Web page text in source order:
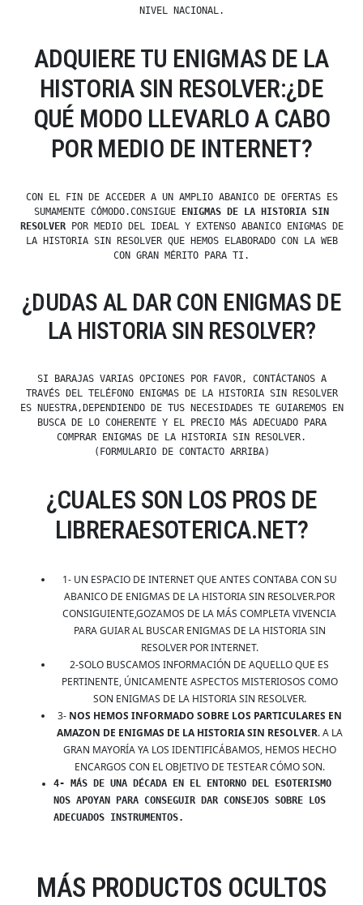
NIVEL NACIONAL.
ADQUIERE TU ENIGMAS DE LA
HISTORIA SIN RESOLVER:¿DE
QUÉ MODO LLEVARLO A CABO
POR MEDIO DE INTERNET?
CON EL FIN DE ACCEDER A UN AMPLIO ABANICO DE OFERTAS ES
SUMAMENTE CÓMODO.CONSIGUE
ENIGMAS DE LA HISTORIA SIN
RESOLVERPOR MEDIO DEL IDEAL Y EXTENSO ABANICO ENIGMAS DE
LA HISTORIA SIN RESOLVER QUE HEMOS ELABORADO CON LA WEB
CON GRAN MÉRITO PARA TI.
¿DUDAS AL DAR CON ENIGMAS DE
LA HISTORIA SIN RESOLVER?
SI BARAJAS VARIAS OPCIONES POR FAVOR, CONTÁCTANOS A
TRAVÉS DEL TELÉFONO ENIGMAS DE LA HISTORIA SIN RESOLVER
ES NUESTRA,DEPENDIENDO DE TUS NECESIDADES TE GUIAREMOS EN
BUSCA DE LO COHERENTE Y EL PRECIO MÁS ADECUADO PARA
COMPRAR ENIGMAS DE LA HISTORIA SIN RESOLVER.
(FORMULARIO DE CONTACTO ARRIBA)
¿CUALES SON LOS PROS DE
LIBRERAESOTERICA.NET?
1- UN ESPACIO DE INTERNET QUE ANTES CONTABA CON SU
ABANICO DE ENIGMAS DE LA HISTORIA SIN RESOLVER.POR
CONSIGUIENTE,GOZAMOS DE LA MÁS COMPLETA VIVENCIA
PARA GUIAR AL BUSCAR ENIGMAS DE LA HISTORIA SIN
RESOLVER POR INTERNET.
2-SOLO BUSCAMOS INFORMACIÓN DE AQUELLO QUE ES
PERTINENTE, ÚNICAMENTE ASPECTOS MISTERIOSOS COMO
SON ENIGMAS DE LA HISTORIA SIN RESOLVER.
3- NOS HEMOS INFORMADO SOBRE LOS PARTICULARES EN
AMAZON DE ENIGMAS DE LA HISTORIA SIN RESOLVER. A LA
GRAN MAYORÍA YA LOS IDENTIFICÁBAMOS, HEMOS HECHO
ENCARGOS CON EL OBJETIVO DE TESTEAR CÓMO SON.
4- MÁS DE UNA DÉCADA EN EL ENTORNO DEL ESOTERISMO
NOS APOYAN PARA CONSEGUIR DAR CONSEJOS SOBRE LOS
ADECUADOS INSTRUMENTOS.
MÁS PRODUCTOS OCULTOS